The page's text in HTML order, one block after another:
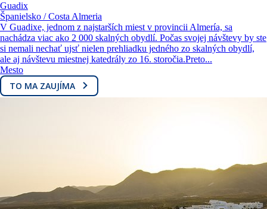
Guadix
Španielsko / Costa Almeria
V Guadixe, jednom z najstarších miest v provincii Almería, sa
nachádza viac ako 2 000 skalných obydlí. Počas svojej návštevy by ste
si nemali nechať ujsť nielen prehliadku jedného zo skalných obydlí,
ale aj návštevu miestnej katedrály zo 16. storočia.Preto...
Mesto
TO MA ZAUJÍMA